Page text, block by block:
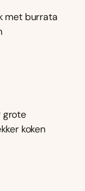
met burrata
grote
koken